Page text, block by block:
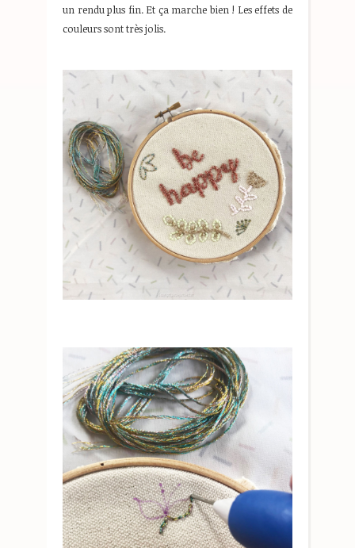
un rendu plus fin. Et ça marche bien ! Les effets de
couleurs sont très jolis.